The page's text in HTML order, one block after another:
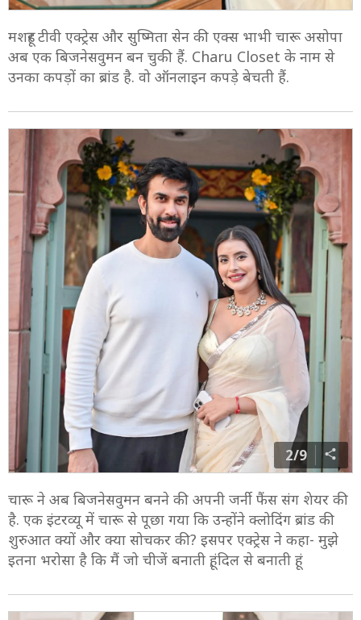
मशहूर टीवी एक्ट्रेस और सुष्मिता सेन की एक्स भाभी चारू असोपा
अब एक बिजनेसवुमन बन चुकी हैं. Charu Closet के नाम से
उनका कपड़ों का ब्रांड है. वो ऑनलाइन कपड़े बेचती हैं.
2/9
चारू ने अब बिजनेसवुमन बनने की अपनी जर्नी फैंस संग शेयर की
है. एक इंटरव्यू में चारू से पूछा गया कि उन्होंने क्लोदिंग ब्रांड की
शुरुआत क्यों और क्या सोचकर की? इसपर एक्ट्रेस ने कहा- मुझे
इतना भरोसा है कि मैं जो चीजें बनाती हूं, दिल से बनाती हूं.